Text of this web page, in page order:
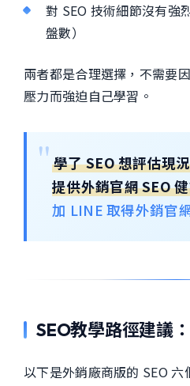
對 SEO 技術細節沒有強
盤數）
兩者都是合理選擇，不需要
壓力而強迫自己學習。
學了 SEO 想評估現
提供外銷官網 SEO
加 LINE 取得外銷官
SEO教學路徑建議
以下是外銷廠商版的 SEO